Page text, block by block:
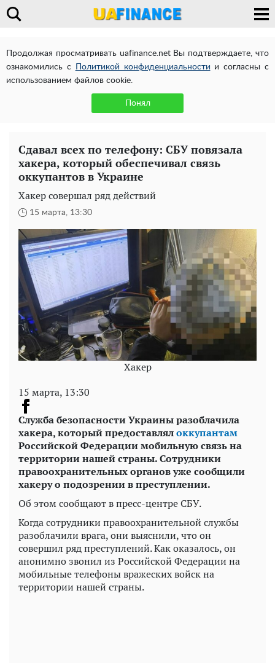
Продолжая просматривать uafinance.net Вы подтверждаете, что
ознакомились с
Политикой конфиденциальности и согласны с
использованием файлов cookie.
Понял
Сдавал всех по телефону: СБУ повязала
хакера, который обеспечивал связь
оккупантов в Украине
Хакер совершал ряд действий
15 марта, 13:30
Хакер
15 марта, 13:30
Служба безопасности Украины разоблачила
хакера, который предоставлялоккупантам
Российской Федерации мобильную связь на
территории нашей страны. Сотрудники
правоохранительных органов уже сообщили
хакеру о подозрении в преступлении.
Об этом сообщают в пресс-центре СБУ.
Когда сотрудники правоохранительной службы
разоблачили врага, они выяснили, что он
совершил ряд преступлений. Как оказалось, он
анонимно звонил из Российской Федерации на
мобильные телефоны вражеских войск на
территории нашей страны.